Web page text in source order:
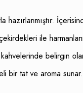
ile
belirgin
bir tat ve aroma sunar.